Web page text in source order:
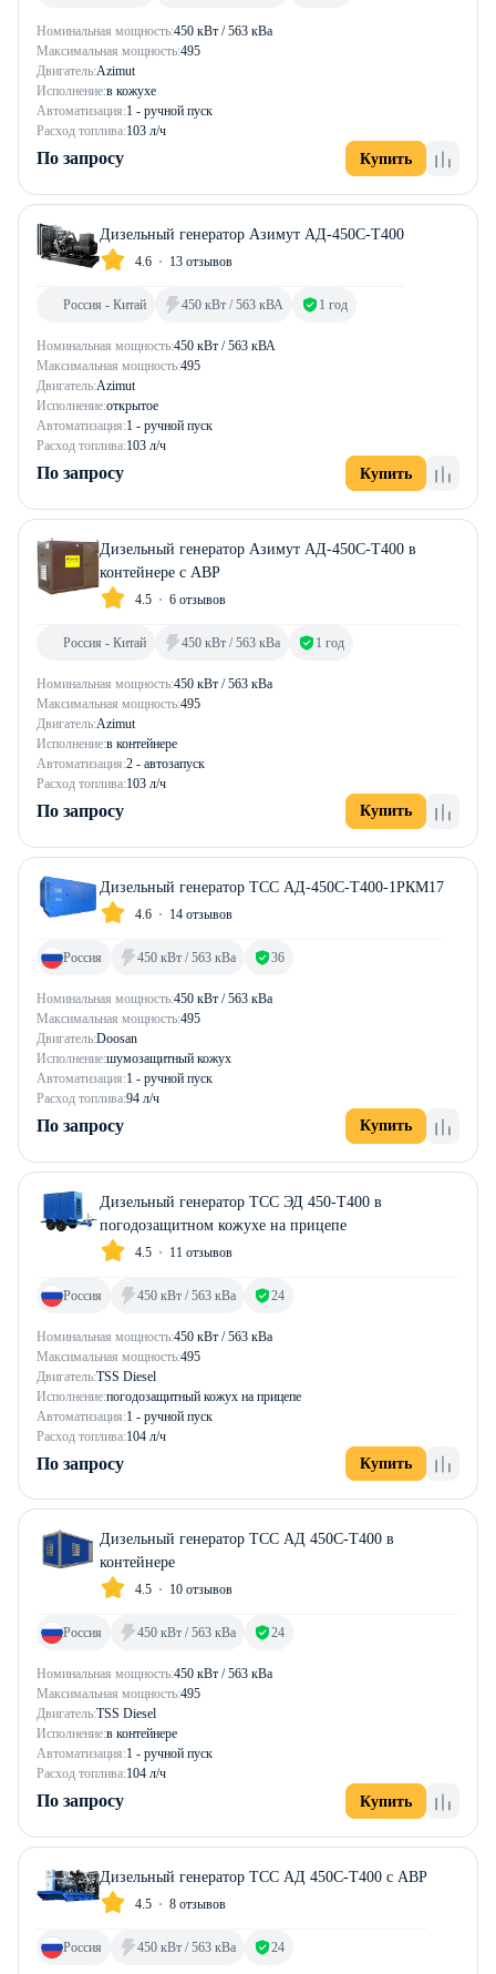
Номинальная мощность:450 кВт / 563 кВа
Максимальная мощность:495
Двигатель:Azimut
Исполнение:в кожухе
Автоматизация:1 - ручной пуск
Расход топлива:103 л/ч
По запросу Купить
Дизельный генератор Азимут АД-450С-Т400
4.6 13 отзывов
Номинальная мощность:450 кВт / 563 кВА
Максимальная мощность:495
Двигатель:Azimut
Исполнение:открытое
Автоматизация:1 - ручной пуск
Расход топлива:103 л/ч
Россия - Китай 450 кВт / 563 кВА 1 год
По запросу Купить
Дизельный генератор Азимут АД-450С-Т400 в
контейнере с АВР
4.5 6 отзывов
Номинальная мощность:450 кВт / 563 кВа
Максимальная мощность:495
Двигатель:Azimut
Исполнение:в контейнере
Автоматизация:2 - автозапуск
Расход топлива:103 л/ч
Россия - Китай 450 кВт / 563 кВа 1 год
По запросу Купить
Дизельный генератор ТСС АД-450С-Т400-1РКМ17
4.6 14 отзывов
Номинальная мощность:450 кВт / 563 кВа
Максимальная мощность:495
Двигатель:Doosan
Исполнение:шумозащитный кожух
Автоматизация:1 - ручной пуск
Расход топлива:94 л/ч
Россия 450 кВт / 563 кВа 36
По запросу Купить
Дизельный генератор ТСС ЭД 450-Т400 в
погодозащитном кожухе на прицепе
4.5 11 отзывов
Номинальная мощность:450 кВт / 563 кВа
Максимальная мощность:495
Двигатель:TSS Diesel
Исполнение:погодозащитный кожух на прицепе
Автоматизация:1 - ручной пуск
Расход топлива:104 л/ч
Россия 450 кВт / 563 кВа 24
По запросу Купить
Дизельный генератор ТСС АД 450С-Т400 в
контейнере
4.5 10 отзывов
Номинальная мощность:450 кВт / 563 кВа
Максимальная мощность:495
Двигатель:TSS Diesel
Исполнение:в контейнере
Автоматизация:1 - ручной пуск
Расход топлива:104 л/ч
Россия 450 кВт / 563 кВа 24
По запросу Купить
Дизельный генератор ТСС АД 450С-Т400 с АВР
4.5 8 отзывов
Россия 450 кВт / 563 кВа 24